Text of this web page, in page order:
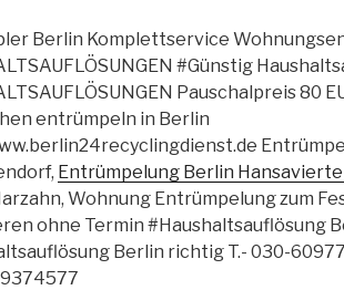
Berlin Komplettservice
#Günstig
Pauschalpreis 80
entrümpeln in Berlin
Entrümpelung Berlin
Wohnung Entrümpelung zum
ohne Termin #Haushaltsauflösung
Berlin richtig T.- 030-